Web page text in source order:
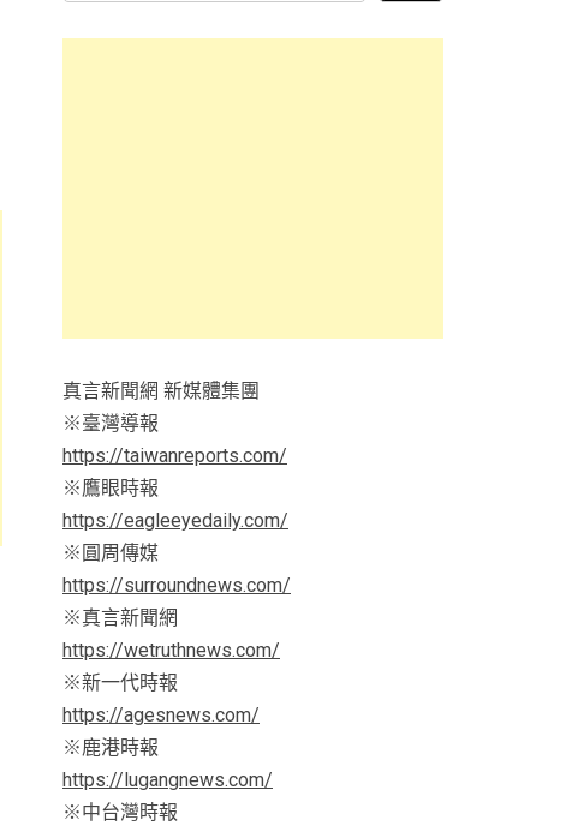
真言新聞網 新媒體集團
※臺灣導報
https://taiwanreports.com/
※鷹眼時報
https://eagleeyedaily.com/
※圓周傳媒
https://surroundnews.com/
※真言新聞網
https://wetruthnews.com/
※新一代時報
https://agesnews.com/
※鹿港時報
https://lugangnews.com/
※中台灣時報